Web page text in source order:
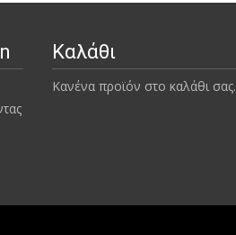
Καλάθι
Κανένα προϊόν στο καλάθι σας.